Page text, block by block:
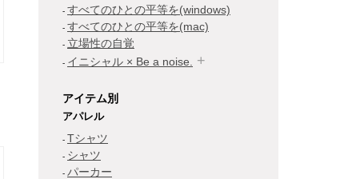
すべてのひとの平等を(windows)
すべてのひとの平等を(mac)
立場性の自覚
イニシャル × Be a noise.
アイテム別
アパレル
Tシャツ
シャツ
パーカー